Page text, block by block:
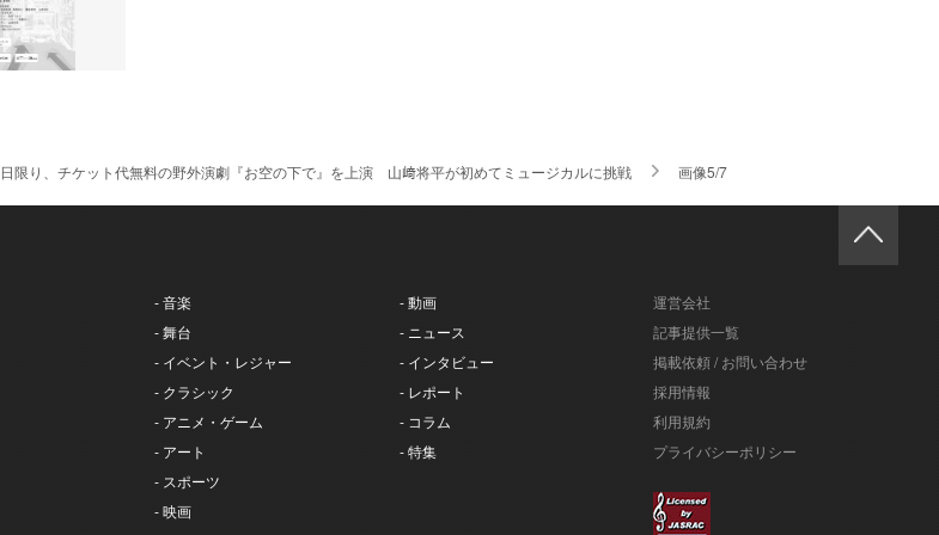
限り、チケット代無料の野外演劇『お空の下で』​を上演 山﨑将平が初めてミュージカルに挑戦 画像5/7
- 音楽
- 舞台
- イベント・レジャー
- クラシック
- アニメ・ゲーム
- アート
- スポーツ
- 映画
- 動画
- ニュース
- インタビュー
- レポート
- コラム
- 特集
運営会社
記事提供一覧
掲載依頼 / お問い合わせ
採用情報
利用規約
プライバシーポリシー